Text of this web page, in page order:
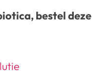
bestel deze